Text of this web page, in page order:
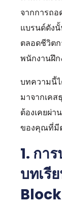
จากการถ
แบรนด์ดัง
ตลอดชีวิต
พนักงานฝึ
บทความนี้
มาจากเค
ต้องเคยผ่
ของคุณที่มี
1. กา
บทเรี